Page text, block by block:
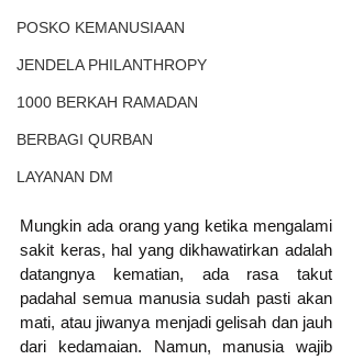
POSKO KEMANUSIAAN
JENDELA PHILANTHROPY
1000 BERKAH RAMADAN
BERBAGI QURBAN
LAYANAN DM
Mungkin ada orang yang ketika mengalami
sakit keras, hal yang dikhawatirkan adalah
datangnya kematian, ada rasa takut
padahal semua manusia sudah pasti akan
mati, atau jiwanya menjadi gelisah dan jauh
dari kedamaian. Namun, manusia wajib